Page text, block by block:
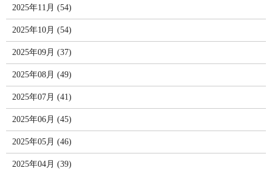
2025年11月 (54)
2025年10月 (54)
2025年09月 (37)
2025年08月 (49)
2025年07月 (41)
2025年06月 (45)
2025年05月 (46)
2025年04月 (39)